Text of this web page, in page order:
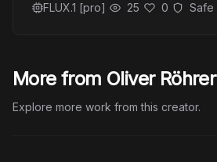
FLUX.1 [pro] 25 0 Safe
More from Oliver Röhrer
Explore more work from this creator.